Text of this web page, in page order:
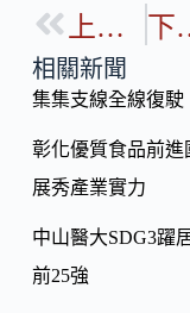
上一篇
相關新聞
集集支線全線復
彰化優質食品前
展秀產業實力
中山醫大SDG3躍
前25強